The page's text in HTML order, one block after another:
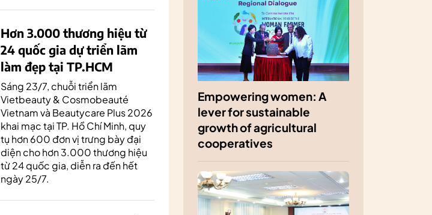
Hơn 3.000 thương hiệu từ
24 quốc gia dự triển lãm
làm đẹp tại TP.HCM
Sáng 23/7, chuỗi triển lãm
Vietbeauty & Cosmobeauté
Vietnam và Beautycare Plus 2026
khai mạc tại TP. Hồ Chí Minh, quy
tụ hơn 600 đơn vị trưng bày đại
diện cho hơn 3.000 thương hiệu
từ 24 quốc gia, diễn ra đến hết
ngày 25/7.
Empowering women: A
lever for sustainable
growth of agricultural
cooperatives